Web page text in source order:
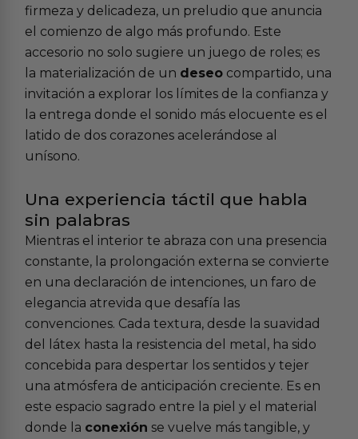
firmeza y delicadeza, un preludio que anuncia
el comienzo de algo más profundo. Este
accesorio no solo sugiere un juego de roles; es
la materialización de un deseo compartido, una
invitación a explorar los límites de la confianza y
la entrega donde el sonido más elocuente es el
latido de dos corazones acelerándose al
unísono.
Una experiencia táctil que habla
sin palabras
Mientras el interior te abraza con una presencia
constante, la prolongación externa se convierte
en una declaración de intenciones, un faro de
elegancia atrevida que desafía las
convenciones. Cada textura, desde la suavidad
del látex hasta la resistencia del metal, ha sido
concebida para despertar los sentidos y tejer
una atmósfera de anticipación creciente. Es en
este espacio sagrado entre la piel y el material
donde la conexión se vuelve más tangible, y